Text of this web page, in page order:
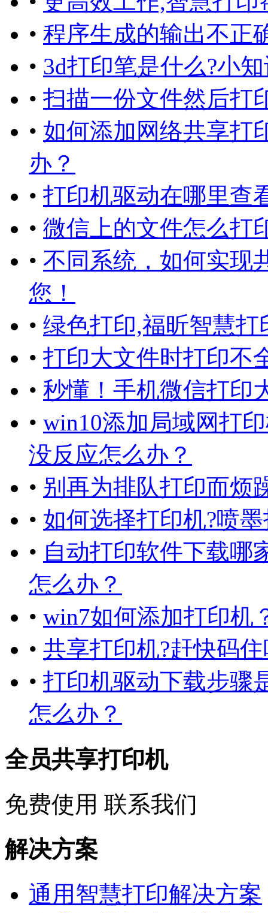
• 程序生成的输出不正
• 3d打印笔是什么?小
• 扫描一份文件然后打
• 如何添加网络共享打
办？
• 打印机驱动在哪里查
• 微信上的文件怎么打
• 不同系统，如何实现
您！
• 绿色打印,福昕智慧打
• 打印大文件时打印不
• 秒懂！手机微信打印
• win10添加局域网打
没反应怎么办？
• 别再为排队打印而烦
• 如何选择打印机?喷
• 自动打印软件下载哪
怎么办？
• win7如何添加打印机
• 共享打印机?赶快码
• 打印机驱动下载步骤
怎么办？
全员共享打印机
免费使用 联系我们
解决方案
通用智慧打印解决方案